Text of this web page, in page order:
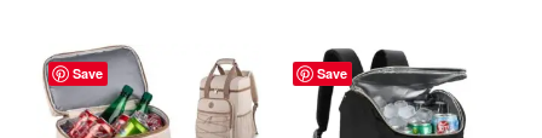
Save Save